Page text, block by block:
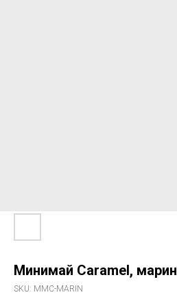
Минимай Caramel, марин
SKU: ММС-MARIN